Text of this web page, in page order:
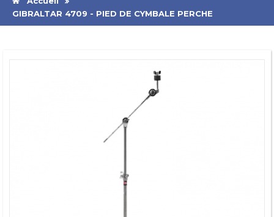
GIBRALTAR 4709 - PIED DE CYMBALE PERCHE